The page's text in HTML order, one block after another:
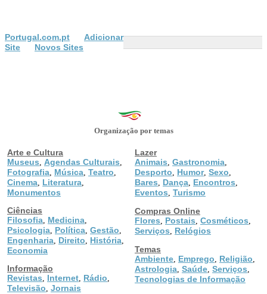
Portugal.com.pt
Adicionar
Site
Novos Sites
Organização por temas
Arte e Cultura
Museus
Agendas Culturais
Fotografia Música Teatro
Cinema Literatura
Monumentos
Ciências
Filosofia Medicina
Psicologia Política Gestão
Engenharia Direito História
Economia
Informação
Revistas
Internet Rádio
Televisão Jornais
Lazer
Animais Gastronomia
Desporto Humor, Sexo
Bares Dança Encontros
Eventos Turismo
Compras Online
Flores
Postais Cosméticos
Serviços
Relógios
Temas
Ambiente Emprego Religião
Astrologia Saúde Serviços
Tecnologias de Informação